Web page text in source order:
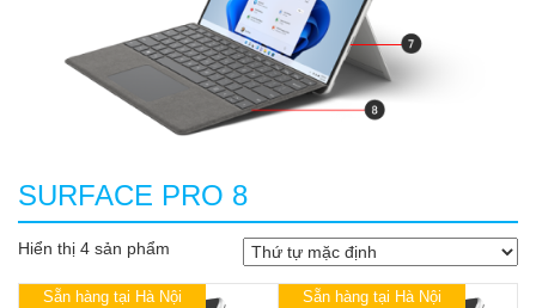
SURFACE PRO 8
Hiển thị 4 sản phẩm
Sẵn hàng tại Hà Nội Sẵn hàng tại Hà Nội